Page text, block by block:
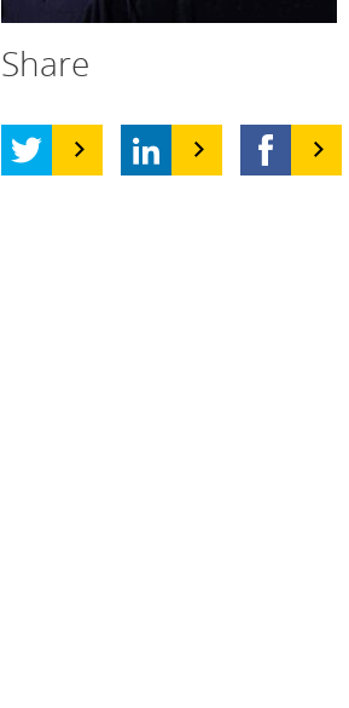
Share